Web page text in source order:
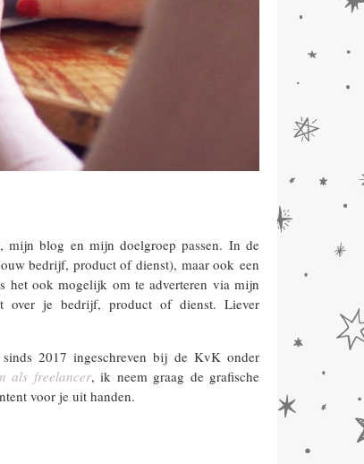
mijn blog en mijn doelgroep passen. In de
bedrijf, product of dienst), maar ook een
het ook mogelijk om te adverteren via mijn
over je bedrijf, product of dienst. Liever
2017 ingeschreven bij de KvK onder
als freelancer, ik neem graag de grafische
voor je uit handen.